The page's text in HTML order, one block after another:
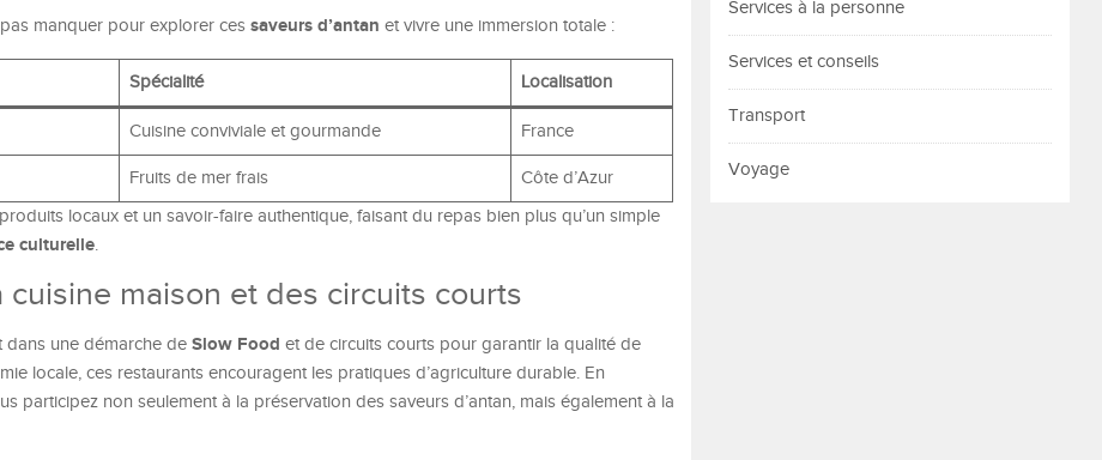
manquer pour explorer ces saveurs d’antan et vivre une immersion totale :
Spécialité Localisation
Cuisine conviviale et gourmande France
Fruits de mer frais
Côte d’Azur
locaux et un savoir-faire authentique, faisant du repas bien plus qu’un simple
culturelle.
cuisine maison et des circuits courts
dans une démarche de Slow Food et de circuits courts pour garantir la qualité de
locale, ces restaurants encouragent les pratiques d’agriculture durable. En
participez non seulement à la préservation des saveurs d’antan, mais également à la
Services à la personne
Services et conseils
Transport
Voyage